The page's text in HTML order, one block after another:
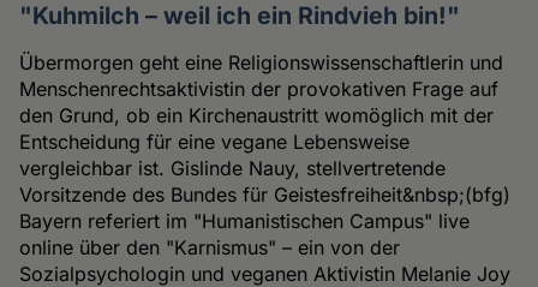
"Kuhmilch – weil ich ein Rindvieh bin!"
Übermorgen geht eine Religionswissenschaftlerin und
Menschenrechtsaktivistin der provokativen Frage auf
den Grund, ob ein Kirchenaustritt womöglich mit der
Entscheidung für eine vegane Lebensweise
vergleichbar ist. Gislinde Nauy, stellvertretende
Vorsitzende des Bundes für Geistesfreiheit&nbsp;(bfg)
Bayern referiert im "Humanistischen Campus" live
online über den "Karnismus" – ein von der
Sozialpsychologin und veganen Aktivistin Melanie Joy